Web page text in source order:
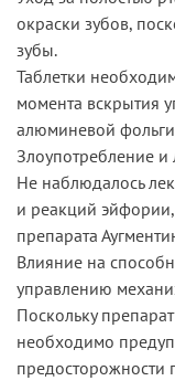
окраски зубов,
зубы.
Таблетки
момента вскрытия
алюминевой
Злоупотребление и
Не наблюдалось
и реакций
препарата
Влияние на
управлению
Поскольку
необходимо
предосторожности